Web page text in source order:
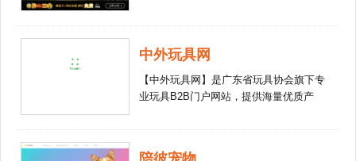
中外玩具网
【中外玩具网】是广东省玩具协会旗下专
业玩具B2B门户网站，提供海量优质产